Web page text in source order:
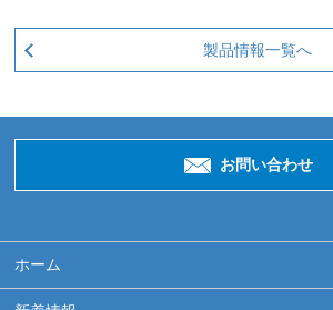
製品情報一覧へ
お問い合わせ
ホーム